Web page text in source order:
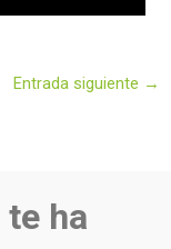
Entrada siguiente →
te ha